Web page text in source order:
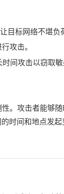
目标网络不堪负
攻击。
间攻击以窃取敏
。攻击者能够
时间和地点发起